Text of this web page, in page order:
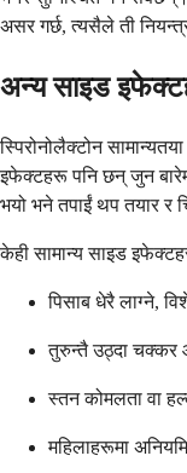
असर गर्छ, त्यसैले ती
अन्य साइड
स्पिरोनोलैक्टोन
इफेक्टहरू पनि छन् जुन
भयो भने तपाईं थप तयार र
केही सामान्य साइड
पिसाब धेरै लाग्ने,
तुरुन्तै उठ्दा चक्कर
स्तन कोमलता वा
महिलाहरूमा